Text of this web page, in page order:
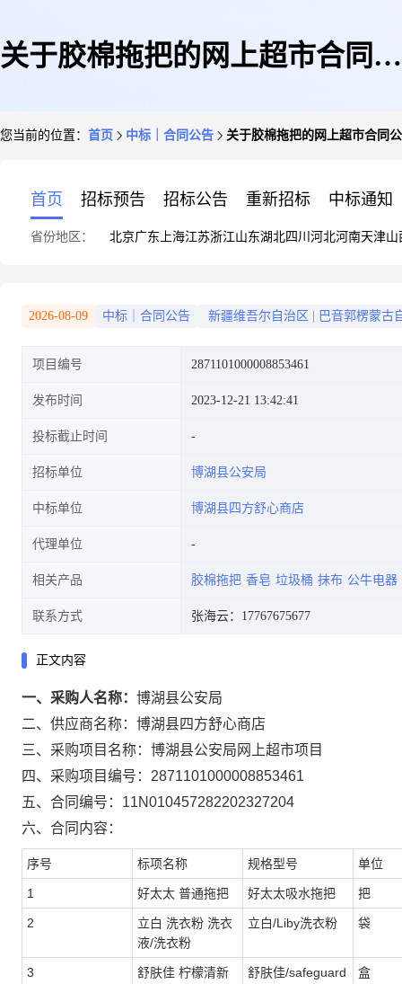
关于胶棉拖把的网上超市合同公
您当前的位置： 首页 中标｜合同公告 关于胶棉拖把的网上超市合同
首页 招标预告 招标公告 重新招标 中标通知
省份地区： 北京广东 上海江苏浙江山东湖北四川 河北河南天津山
2026-08-09 中标｜合同公告 新疆维吾尔自治区 巴音郭楞蒙古
项目编号 2871101000008853461
发布时间 2023-12-21 13:42:41
投标截止时间
招标单位 博湖县公安局
中标单位 博湖县四方舒心商店
代理单位
相关产品 胶棉拖把 香皂 垃圾桶 抹布 公牛电器
联系方式 张海云：17767675677
正文内容
一、采购人名称： 博湖县公安局
二、供应商名称： 博湖县四方舒心商店
三、采购项目名称： 博湖县公安局网上超市项目
四、采购项目编号： 2871101000008853461
五、合同编号： 11N010457282202327204
六、合同内容：
序号 标项名称 规格型号 单位
1 好太太 普通拖把 好太太吸水拖把 把
2
立白 洗衣粉 洗衣
液/洗衣粉
立白/Liby洗衣粉 袋
3
舒肤佳 柠檬清新
舒肤佳/safeguard
盒